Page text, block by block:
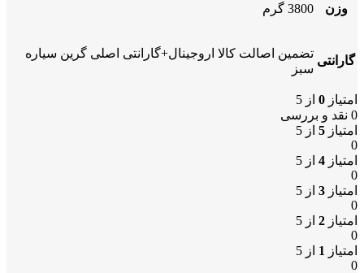
وزن 3800 گرم
گارانتی
تضمین اصالت کالا اروجینال+گارانتی اصلی گرین سیاره
سبز
امتیاز 0 از 5
0 نقد و بررسی
امتیاز 5 از 5
0
امتیاز 4 از 5
0
امتیاز 3 از 5
0
امتیاز 2 از 5
0
امتیاز 1 از 5
0